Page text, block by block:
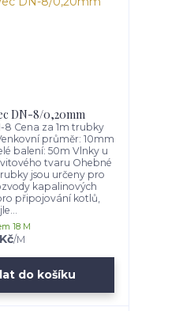
DN-8/0,20mm
průměr: 10mm
balení: 50m Vlnky u
tvaru Ohebné
jsou určeny pro
kapalinových
připojování kotlů,
/M
Skladem 18 M
do košíku